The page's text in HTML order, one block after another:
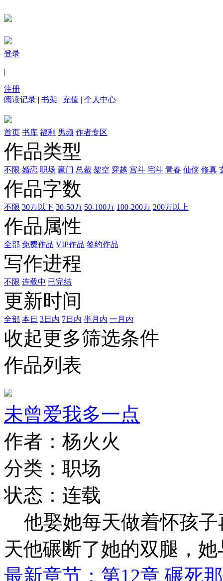
登录
|
注册
阅读记录 | 书架 | 充值 | 个人中心
首页 书库 福利 男频 作者专区
作品类型
不限 婚恋 职场 豪门 总裁 架空 穿越 宫斗 宅斗 青春 仙侠 修真
作品字数
不限 30万以下 30-50万 50-100万 100-200万 200万以上
作品属性
全部 免费作品 VIP作品 签约作品
写作进程
不限 连载中 已完结
更新时间
全部 本日 3日内 7日内 半月内 一月内
收起更多筛选条件
作品列表
未曾爱我多一点
作者：杨火火
分类：职场
状态：连载
他娶她每天做着怀孩子
天他碾断了她的双腿，
最新章节：第12章 碾死